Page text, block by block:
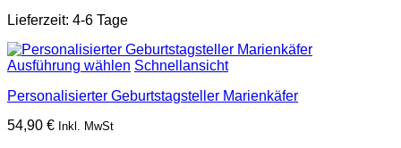
Lieferzeit: 4-6 Tage
Ausführung wählen Schnellansicht
Personalisierter Geburtstagsteller Marienkäfer
54,90 € Inkl. MwSt